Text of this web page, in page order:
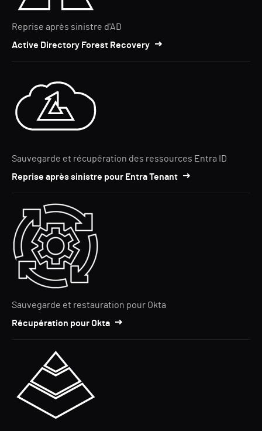
Reprise après sinistre d'AD
Active Directory Forest Recovery
Sauvegarde et récupération des ressources Entra ID
Reprise après sinistre pour Entra Tenant
Sauvegarde et restauration pour Okta
Récupération pour Okta